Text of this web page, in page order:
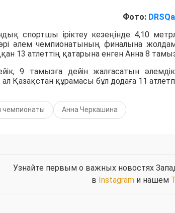
Фото:
спортшы іріктеу кезеңінде 4,10
әлем чемпионатының финалына
13 атлеттің қатарына енген Анна 8
9 тамызға дейін жалғасатын
Қазақстан құрамасы бұл додаға 11
чемпионаты Анна Черкашина
Узнайте первым о важных новостях
в Instagramи нашем